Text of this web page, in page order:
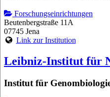
Forschungseinrichtungen
Beutenbergstraße 11A
07745 Jena
Link zur Institution
Leibniz-Institut für
Institut für